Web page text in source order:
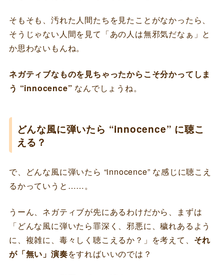
そもそも、汚れた人間たちを見たことがなかったら、
そうじゃない人間を見て「あの人は無邪気だなぁ」と
か思わないもんね。
ネガティブなものを見ちゃったからこそ分かってしま
う “innocence” なんでしょうね。
どんな風に弾いたら “innocence” に聴こ
える？
で、どんな風に弾いたら “innocence” な感じに聴こえ
るかっていうと……。
うーん、ネガティブが先にあるわけだから、まずは
「どんな風に弾いたら罪深く、邪悪に、穢れあるよう
に、複雑に、毒々しく聴こえるか？」を考えて、 それ
が「無い」演奏をすればいいのでは？